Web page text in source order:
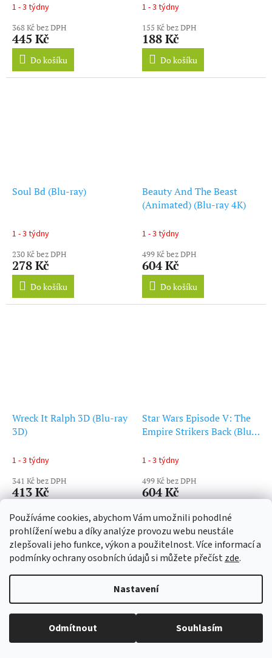
Používáme cookies, abychom Vám umožnili pohodlné
prohlížení webu a díky analýze provozu webu neustále
zlepšovali jeho funkce, výkon a použitelnost. Více informací a
podmínky ochrany osobních údajů si můžete přečístzde.
Nastavení
Odmítnout Souhlasím
Vážení zákazníci, nabízené zboží pochází ze zahraniční
distribuce, a až na výjimky neobsahuje český dabing ani
1 - 3 týdny
368 Kč bez DPH
445 Kč
Do košíku
1 - 3 týdny
155 Kč bez DPH
188 Kč
Do košíku
Soul Bd (Blu-ray)
1 - 3 týdny
230 Kč bez DPH
278 Kč
Do košíku
Beauty And The Beast
(Animated) (Blu-ray 4K)
1 - 3 týdny
499 Kč bez DPH
604 Kč
Do košíku
Wreck It Ralph 3D (Blu-ray
3D)
1 - 3 týdny
341 Kč bez DPH
413 Kč
Do košíku
Star Wars Episode V: The
Empire Strikers Back (Blu-
1 - 3 týdny
499 Kč bez DPH
604 Kč
Do košíku
Star Wars Episode Viii: The
Star Wars Episode Iv: A